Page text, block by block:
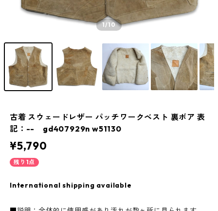
1/10
古着 スウェードレザー パッチワークベスト 裏ボア 表
記：-- gd407929n w51130
¥5,790
残り1点
International shipping available